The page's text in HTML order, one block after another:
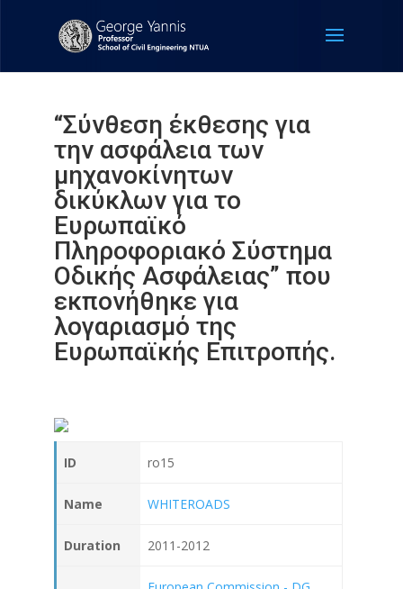
“Σύνθεση έκθεσης για
την ασφάλεια των
μηχανοκίνητων
δικύκλων για το
Ευρωπαϊκό
Πληροφοριακό Σύστημα
Οδικής Ασφάλειας” που
εκπονήθηκε για
λογαριασμό της
Ευρωπαϊκής Επιτροπής.
ID ro15
Name WHITEROADS
Duration 2011-2012